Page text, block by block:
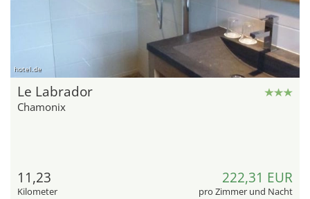
hotel.de
Le Labrador
Chamonix
11,23
Kilometer
222,31 EUR
pro Zimmer und Nacht